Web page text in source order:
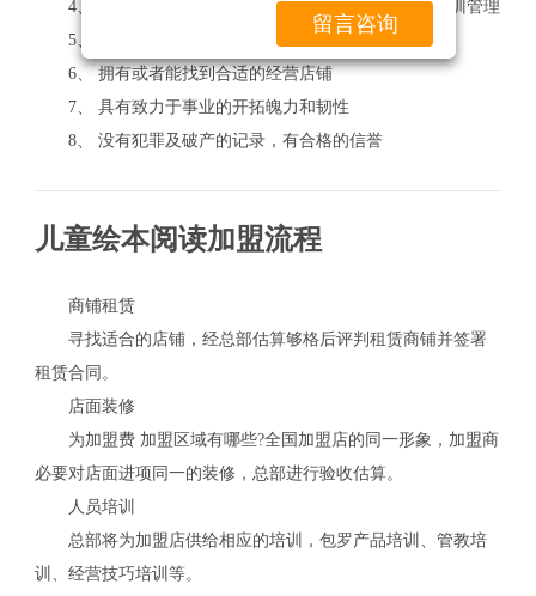
留言咨询
4、 能全身心投入店铺运营管理，接受总部的各项培训管理
5、 本人以及加入身体健康，无传染病史
6、 拥有或者能找到合适的经营店铺
7、 具有致力于事业的开拓魄力和韧性
8、 没有犯罪及破产的记录，有合格的信誉
儿童绘本阅读加盟流程
商铺租赁
寻找适合的店铺，经总部估算够格后评判租赁商铺并签署
租赁合同。
店面装修
为加盟费 加盟区域有哪些?全国加盟店的同一形象，加盟商
必要对店面进项同一的装修，总部进行验收估算。
人员培训
总部将为加盟店供给相应的培训，包罗产品培训、管教培
训、经营技巧培训等。